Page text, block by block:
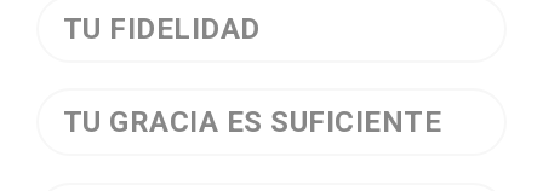
TU FIDELIDAD
TU GRACIA ES SUFICIENTE